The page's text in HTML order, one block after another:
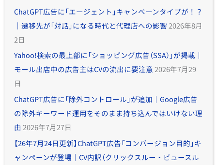
ChatGPT広告に「エージェント」キャンペーンタイプが！？
｜遷移先が「対話」になる時代と代理店への影響 2026年8月
2日
Yahoo!検索の最上部に「ショッピング広告（SSA）」が掲載｜
モール出店中の広告主はCVの流出に要注意2026年7月29
日
ChatGPT広告に「除外コントロール」が追加｜Google広告
の除外キーワード運用をそのまま持ち込んではいけない理
由 2026年7月27日
【26年7月24日更新】ChatGPT広告「コンバージョン目的」キ
ャンペーンが登場｜CV内訳（クリックスルー・ビュースル